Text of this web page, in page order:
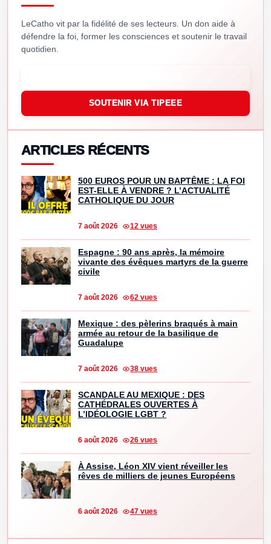
LeCatho vit par la fidélité de ses lecteurs. Un don aide à
défendre la foi, former les consciences et soutenir le travail
quotidien.
SOUTENIR VIA TIPEEE
ARTICLES RÉCENTS
500 EUROS POUR UN BAPTÊME : LA FOI
EST-ELLE À VENDRE ? L’ACTUALITÉ
CATHOLIQUE DU JOUR
7 août 2026 12 vues
Espagne : 90 ans après, la mémoire
vivante des évêques martyrs de la guerre
civile
7 août 2026 62 vues
Mexique : des pèlerins braqués à main
armée au retour de la basilique de
Guadalupe
7 août 2026 38 vues
SCANDALE AU MEXIQUE : DES
CATHÉDRALES OUVERTES À
L’IDÉOLOGIE LGBT ?
6 août 2026 26 vues
À Assise, Léon XIV vient réveiller les
rêves de milliers de jeunes Européens
6 août 2026 47 vues